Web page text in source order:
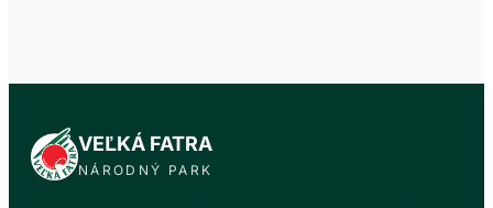
VEĽKÁ FATRA
NÁRODNÝ PARK